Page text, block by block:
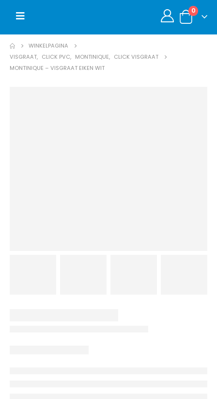
0
WINKELPAGINA
VISGRAAT, CLICK PVC, MONTINIQUE, CLICK VISGRAAT
MONTINIQUE – VISGRAAT EIKEN WIT